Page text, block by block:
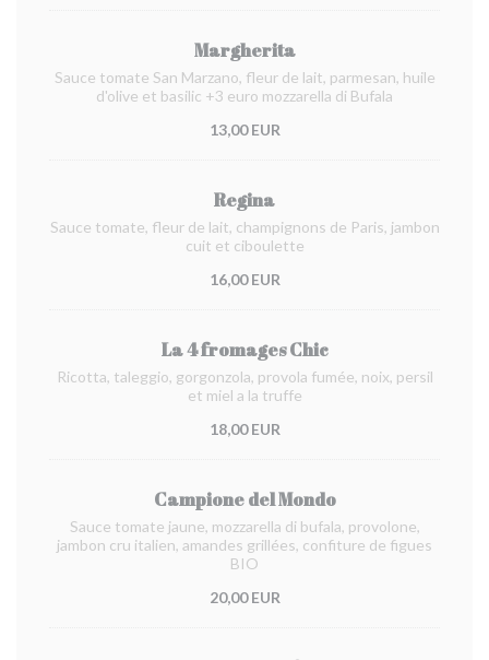
Margherita
Sauce tomate San Marzano, fleur de lait, parmesan, huile
d'olive et basilic +3 euro mozzarella di Bufala
13,00 EUR
Regina
Sauce tomate, fleur de lait, champignons de Paris, jambon
cuit et ciboulette
16,00 EUR
La 4 fromages Chic
Ricotta, taleggio, gorgonzola, provola fumée, noix, persil
et miel a la truffe
18,00 EUR
Campione del Mondo
Sauce tomate jaune, mozzarella di bufala, provolone,
jambon cru italien, amandes grillées, confiture de figues
BIO
20,00 EUR